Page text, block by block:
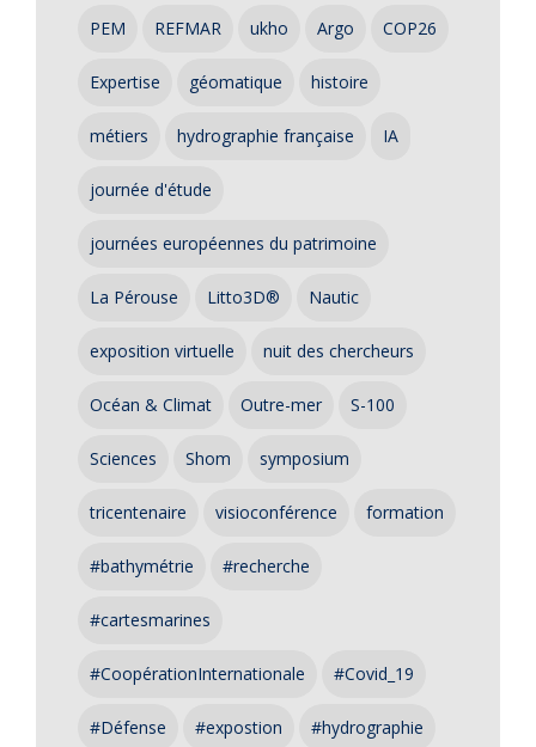
PEM REFMAR ukho Argo COP26
Expertise géomatique histoire
métiers hydrographie française IA
journée d'étude
journées européennes du patrimoine
La Pérouse Litto3D® Nautic
exposition virtuelle nuit des chercheurs
Océan & Climat Outre-mer S-100
Sciences Shom symposium
tricentenaire visioconférence formation
#bathymétrie #recherche
#cartesmarines
#CoopérationInternationale #Covid_19
#Défense #expostion #hydrographie